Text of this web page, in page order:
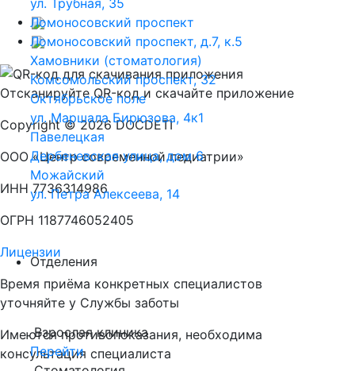
ул. Трубная, 35
Ломоносовский проспект
Ломоносовский проспект, д.7, к.5
Хамовники (стоматология)
Комсомольский проспект, 32
Октябрьское поле
ул. Маршала Бирюзова, 4к1
Павелецкая
Дербеневская улица, дом 6
Можайский
ул. Петра Алексеева, 14
Отделения
Взрослая клиника
Перейти
ОтсканируйтеQR-код и скачайте приложение
Copyright © 2026 DOCDETI
ООО «Центр современной педиатрии»
ИНН 7736314986
ОГРН 1187746052405
Лицензии
Время приёма конкретных специалистов
уточняйте у Службы заботы
Имеются противопоказания, необходима
консультация специалиста